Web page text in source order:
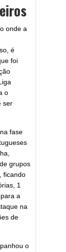
onde a
é
foi
o
ser
fase
grupos
ficando
1
a
na
de
o